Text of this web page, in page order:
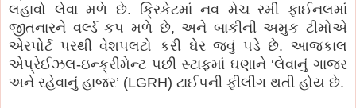
લહાવો લેવા મળે છે. ક્રિકેટમાં નવ મેચ રમી ફાઈનલમાં
જીતનારને વર્લ્ડ કપ મળે છે, અને બાકીની અમુક ટીમોએ
એરપોર્ટ પરથી વેશપલટો કરી ઘેર જવું પડે છે. આજકાલ
એપ્રેઈઝલ-ઇન્ક્રીમેન્ટ પછી સ્ટાફમાં ઘણાને ‘લેવાનું ગાજર
અને રહેવાનું હાજર’ (LGRH) ટાઈપની ફીલીંગ થતી હોય છે.